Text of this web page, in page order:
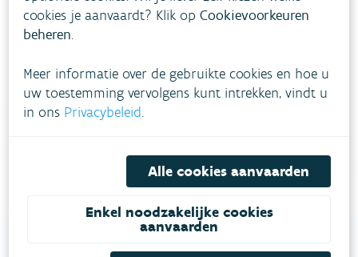
Niet gevonden wat je zocht? Vul ons
contactformulier in
cookies je aanvaardt? Klik opCookievoorkeuren
beheren.
Meer informatie over de gebruikte cookies en hoe u
uw toestemming vervolgens kunt intrekken, vindt u
in ons Privacybeleid.
Alle cookies aanvaarden
Enkel noodzakelijke cookies
aanvaarden